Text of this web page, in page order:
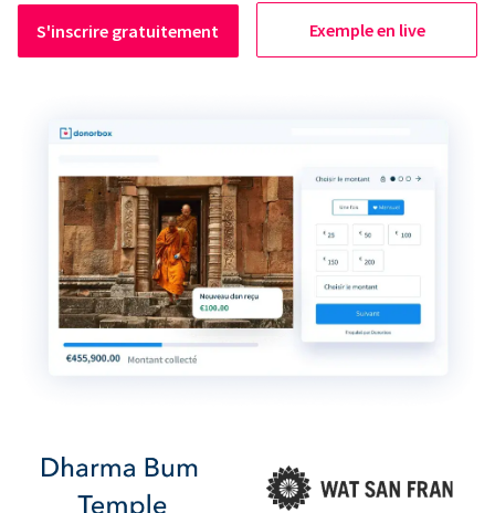
S'inscrire gratuitement Exemple en live